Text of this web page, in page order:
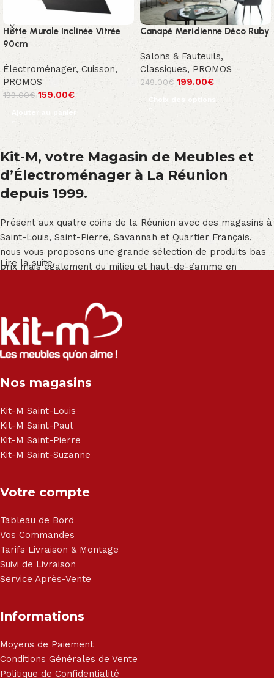
Hotte Murale Inclinée Vitrée
90cm
Électroménager, Cuisson,
PROMOS
199.00€ 159.00€
Ajouter au panier
Canapé Meridienne Déco Ruby
Salons & Fauteuils,
Classiques, PROMOS
249.00€ 199.00€
Choix des options
Kit-M, votre Magasin de Meubles et
d’Électroménager à La Réunion
depuis 1999.
Présent aux quatre coins de la Réunion avec des magasins à
Saint-Louis, Saint-Pierre, Savannah et Quartier Français,
nous vous proposons une grande sélection de produits bas
prix mais également du milieu et haut-de-gamme en
Salon angle - Salon convertible - Salon relax - Canapé -
Canapé lit - Cuisine sur-mesure - Fauteuil - Armoire - Table
et chaise - Meuble de salle de bain - Literie - Lit - Bureau -
Électroménager - Télévision led - Réfrigérateur -
- Matelas - Hifi Hitachi, LG, Sharp, Philips, Bosh, Moulinex,
Haier, Sony, Cecotec, Westpoint, Dyson.
Lire la suite
Nos magasins
Kit-M Saint-Louis
Kit-M Saint-Paul
Kit-M Saint-Pierre
Kit-M Saint-Suzanne
Votre compte
Tableau de Bord
Vos Commandes
Tarifs Livraison & Montage
Suivi de Livraison
Service Après-Vente
Informations
Moyens de Paiement
Conditions Générales de Vente
Politique de Confidentialité